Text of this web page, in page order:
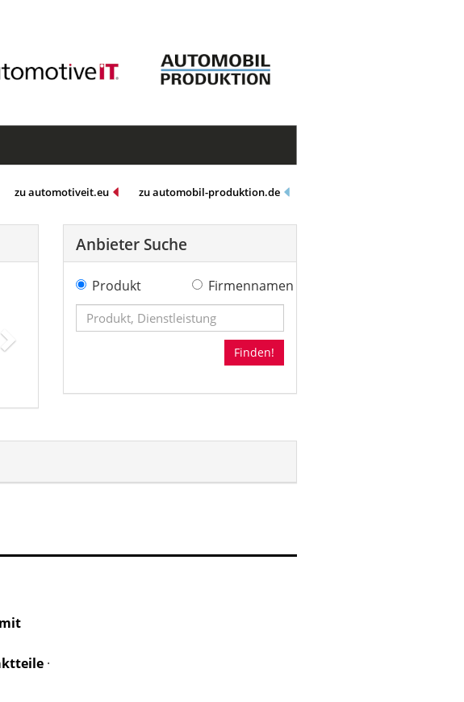
zu automotiveit.eu zu automobil-produktion.de
Anbieter Suche
Produkt Firmennamen
Finden!
·